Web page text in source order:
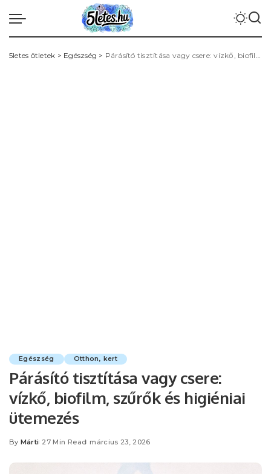
5letes ötletek > Egészség > Párásító tisztítása vagy csere: vízkő, biofilm, szűrők és higiéniai ütemezés
Egészség Otthon, kert
Párásító tisztítása vagy csere:
vízkő, biofilm, szűrők és higiéniai
ütemezés
Posted
By Márti 27 Min Read március 23, 2026